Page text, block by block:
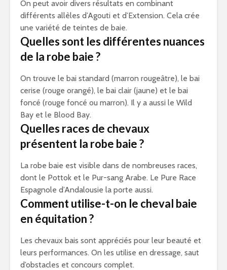
On peut avoir divers résultats en combinant
différents allèles d’Agouti et d’Extension. Cela crée
une variété de teintes de baie.
Quelles sont les différentes nuances
de la robe baie ?
On trouve le bai standard (marron rougeâtre), le bai
cerise (rouge orangé), le bai clair (jaune) et le bai
foncé (rouge foncé ou marron). Il y a aussi le Wild
Bay et le Blood Bay.
Quelles races de chevaux
présentent la robe baie ?
La robe baie est visible dans de nombreuses races,
dont le Pottok et le Pur-sang Arabe. Le Pure Race
Espagnole d’Andalousie la porte aussi.
Comment utilise-t-on le cheval baie
en équitation ?
Les chevaux bais sont appréciés pour leur beauté et
leurs performances. On les utilise en dressage, saut
d’obstacles et concours complet.